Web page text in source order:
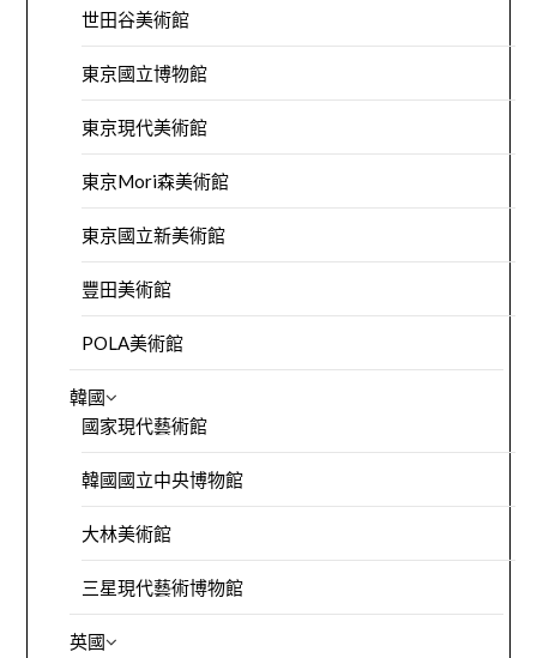
世田谷美術館
東京國立博物館
東京現代美術館
東京Mori森美術館
東京國立新美術館
豐田美術館
POLA美術館
韓國
國家現代藝術館
韓國國立中央博物館
大林美術館
三星現代藝術博物館
英國